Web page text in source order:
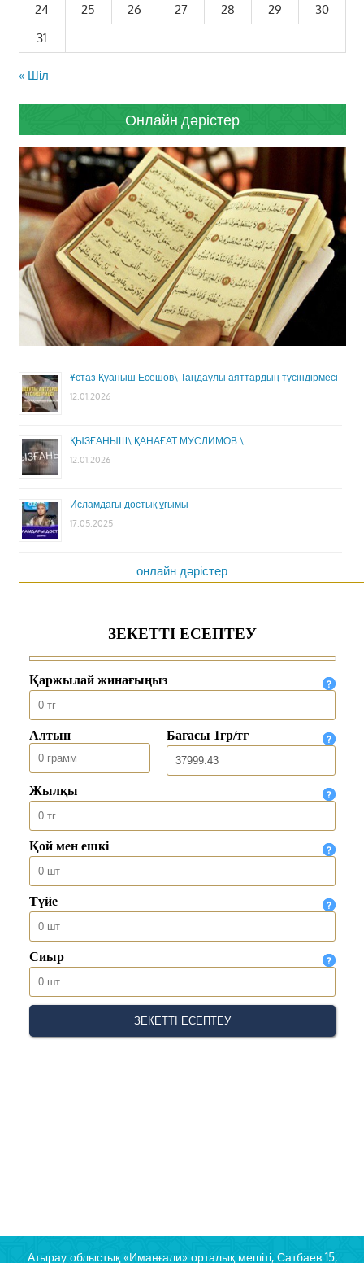
24
25 26 27 28 29
30
31
« Шіл
Онлайн дәрістер
Ұстаз Қуаныш Есешов\ Таңдаулы аяттардың түсіндірмесі
12.01.2026
ҚЫЗҒАНЫШ\ ҚАНАҒАТ МУСЛИМОВ \
12.01.2026
Исламдағы достық ұғымы
17.05.2025
онлайн дәрістер
Атырау облыстық «Иманғали» орталық мешіті, Сатбаев 15,